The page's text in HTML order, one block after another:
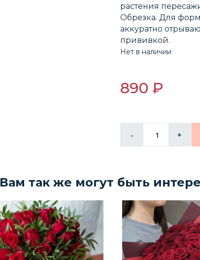
растения
Обрезка. Для
аккуратно
прививкой.
Нет в наличии
890 ₽
- +
Вам так же могут быть